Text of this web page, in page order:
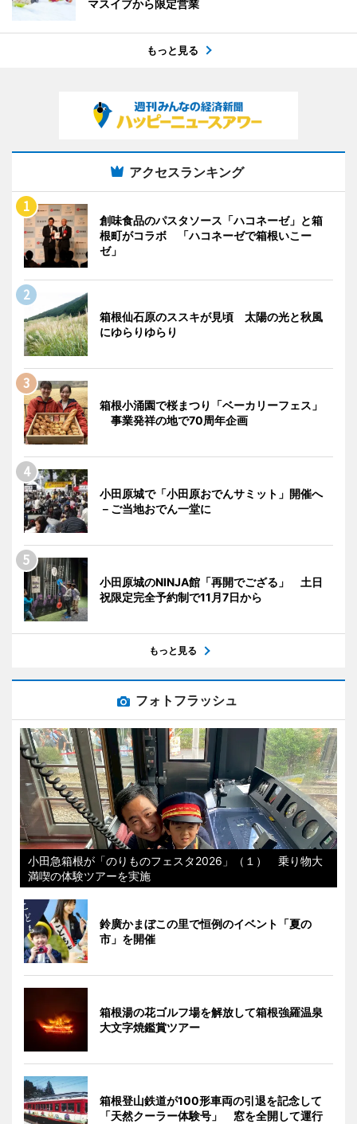
マスイブから限定営業
もっと見る
アクセスランキング
創味食品のパスタソース「ハコネーゼ」と箱
根町がコラボ 「ハコネーゼで箱根いこー
ゼ」
箱根仙石原のススキが見頃 太陽の光と秋風
にゆらりゆらり
箱根小涌園で桜まつり「ベーカリーフェス」
事業発祥の地で70周年企画
小田原城で「小田原おでんサミット」開催へ
－ご当地おでん一堂に
小田原城のNINJA館「再開でござる」 土日
祝限定完全予約制で11月7日から
もっと見る
フォトフラッシュ
小田急箱根が「のりものフェスタ2026」（１） 乗り物大
満喫の体験ツアーを実施
鈴廣かまぼこの里で恒例のイベント「夏の
市」を開催
箱根湯の花ゴルフ場を解放して箱根強羅温泉
大文字焼鑑賞ツアー
箱根登山鉄道が100形車両の引退を記念して
「天然クーラー体験号」 窓を全開して運行